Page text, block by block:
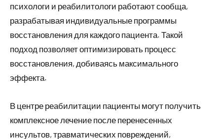
психологи и реабилитологи работают сообща,
разрабатывая индивидуальные программы
восстановления для каждого пациента. Такой
подход позволяет оптимизировать процесс
восстановления, добиваясь максимального
эффекта.
В центре реабилитации пациенты могут получить
комплексное лечение после перенесенных
инсультов, травматических повреждений,